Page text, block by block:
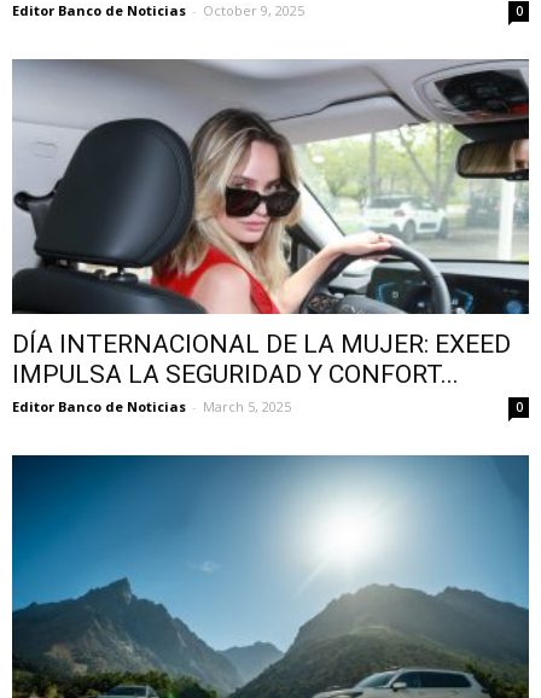
Editor Banco de Noticias - October 9, 2025 0
DÍA INTERNACIONAL DE LA MUJER: EXEED
IMPULSA LA SEGURIDAD Y CONFORT...
Editor Banco de Noticias - March 5, 2025 0